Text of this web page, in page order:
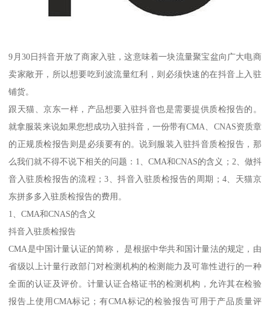
9月30日抖音开放了商家入驻，这意味着一块流量聚宝盆向广大电商
卖家敞开，所以想要吃到波流量红利，则必须快速的在抖音上入驻
铺货。
跟天猫、京东一样，产品想要入驻抖音也是需要提供质检报告的。
就拿服装来说如果您想成功入驻抖音，一份带有CMA、CNAS资质章
的正规质检报告则是必须要有的。说到服装入驻抖音质检报告，那
么我们就不得不说下相关的问题：1、CMA和CNAS的含义；2、做抖
音入驻质检报告的流程；3、抖音入驻质检报告的周期；4、天猫京
东拼多多入驻质检报告的费用。
1、CMA和CNAS的含义
抖音入驻质检报告
CMA是中国计量认证的简称， 是根据中华共和国计量法的规定，由
省级以上计量行政部门对检测机构的检测能力及可靠性进行的一种
全面的认证及评价。计量认证合格证书的检测机构，允许其在检验
报告上使用CMA标记；有CMA标记的检验报告可用于产品质量评